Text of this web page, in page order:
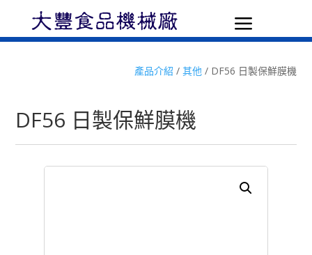
a
產品介紹 / 其他/ DF56 日製保鮮膜機
DF56 日製保鮮膜機